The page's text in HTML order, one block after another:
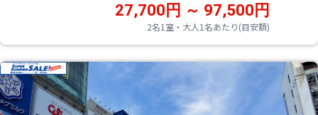
2名1室・大人1名あたり(目安額)
27,700円 ～ 97,500円